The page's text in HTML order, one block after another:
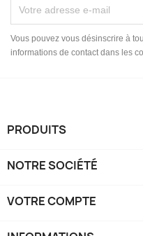
Vous pouvez vous désinscrire à
informations de contact dans les
PRODUITS
NOTRE SOCIÉTÉ
VOTRE COMPTE